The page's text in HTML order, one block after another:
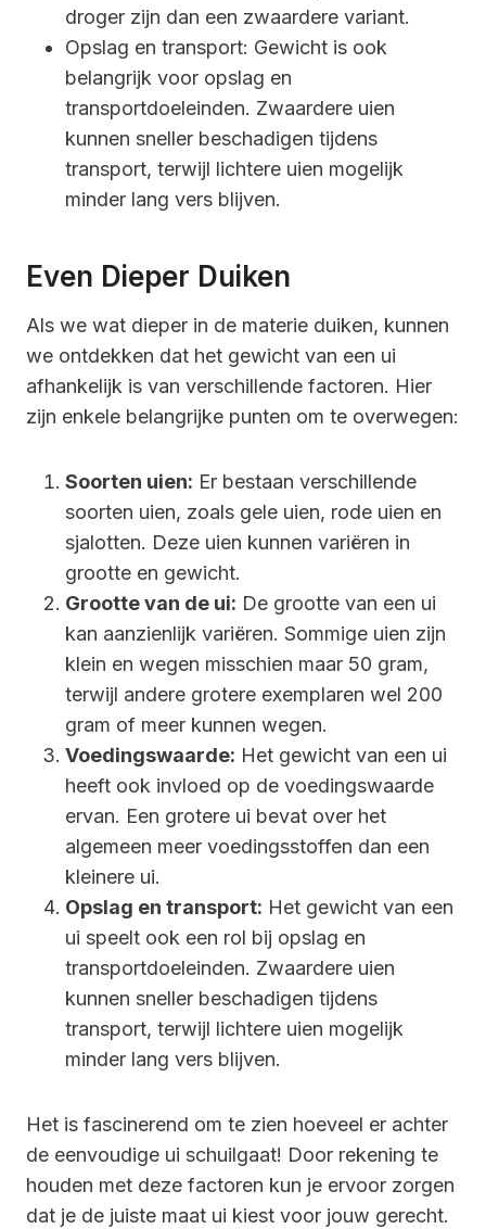
droger zijn dan een zwaardere variant.
Opslag en transport: Gewicht is ook
belangrijk voor opslag en
transportdoeleinden. Zwaardere uien
kunnen sneller beschadigen tijdens
transport, terwijl lichtere uien mogelijk
minder lang vers blijven.
Even Dieper Duiken
Als we wat dieper in de materie duiken, kunnen
we ontdekken dat het gewicht van een ui
afhankelijk is van verschillende factoren. Hier
zijn enkele belangrijke punten om te overwegen:
Soorten uien: Er bestaan verschillende
soorten uien, zoals gele uien, rode uien en
sjalotten. Deze uien kunnen variëren in
grootte en gewicht.
Grootte van de ui: De grootte van een ui
kan aanzienlijk variëren. Sommige uien zijn
klein en wegen misschien maar 50 gram,
terwijl andere grotere exemplaren wel 200
gram of meer kunnen wegen.
Voedingswaarde: Het gewicht van een ui
heeft ook invloed op de voedingswaarde
ervan. Een grotere ui bevat over het
algemeen meer voedingsstoffen dan een
kleinere ui.
Opslag en transport: Het gewicht van een
ui speelt ook een rol bij opslag en
transportdoeleinden. Zwaardere uien
kunnen sneller beschadigen tijdens
transport, terwijl lichtere uien mogelijk
minder lang vers blijven.
Het is fascinerend om te zien hoeveel er achter
de eenvoudige ui schuilgaat! Door rekening te
houden met deze factoren kun je ervoor zorgen
dat je de juiste maat ui kiest voor jouw gerecht.